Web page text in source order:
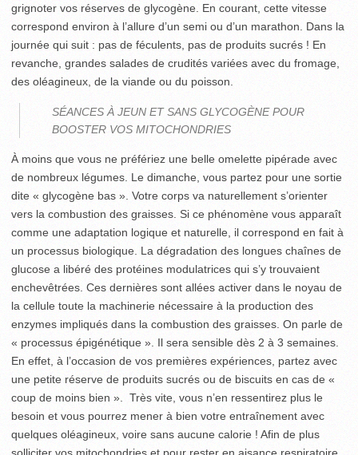
grignoter vos réserves de glycogène. En courant, cette vitesse
correspond environ à l’allure d’un semi ou d’un marathon. Dans la
journée qui suit : pas de féculents, pas de produits sucrés ! En
revanche, grandes salades de crudités variées avec du fromage,
des oléagineux, de la viande ou du poisson.
SÉANCES À JEUN ET SANS GLYCOGÈNE POUR
BOOSTER VOS MITOCHONDRIES
À moins que vous ne préfériez une belle omelette pipérade avec
de nombreux légumes. Le dimanche, vous partez pour une sortie
dite « glycogène bas ». Votre corps va naturellement s’orienter
vers la combustion des graisses. Si ce phénomène vous apparaît
comme une adaptation logique et naturelle, il correspond en fait à
un processus biologique. La dégradation des longues chaînes de
glucose a libéré des protéines modulatrices qui s’y trouvaient
enchevêtrées. Ces dernières sont allées activer dans le noyau de
la cellule toute la machinerie nécessaire à la production des
enzymes impliqués dans la combustion des graisses. On parle de
« processus épigénétique ». Il sera sensible dès 2 à 3 semaines.
En effet, à l’occasion de vos premières expériences, partez avec
une petite réserve de produits sucrés ou de biscuits en cas de «
coup de moins bien ». Très vite, vous n’en ressentirez plus le
besoin et vous pourrez mener à bien votre entraînement avec
quelques oléagineux, voire sans aucune calorie ! Afin de plus
solliciter vos mitochondries et pour rester en aisance respiratoire,